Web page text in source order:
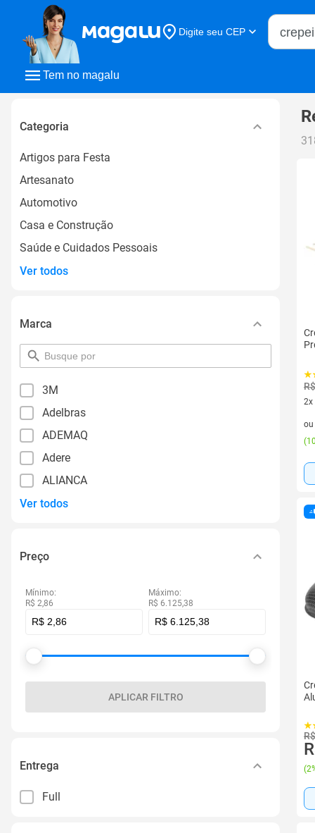
Tem no magalu
Digite seu CEP
Buscar
Categoria
Artigos para Festa
Artesanato
Automotivo
Casa e Construção
Saúde e Cuidados Pessoais
Ver todos
Marca
pesquisar
por
3M
Adelbras
ADEMAQ
Adere
ALIANCA
Ver todos
Preço
Mínimo:
R$ 2,86
Máximo:
R$ 6.125,38
APLICAR FILTRO
Entrega
Full
2x
2
ou
(
(